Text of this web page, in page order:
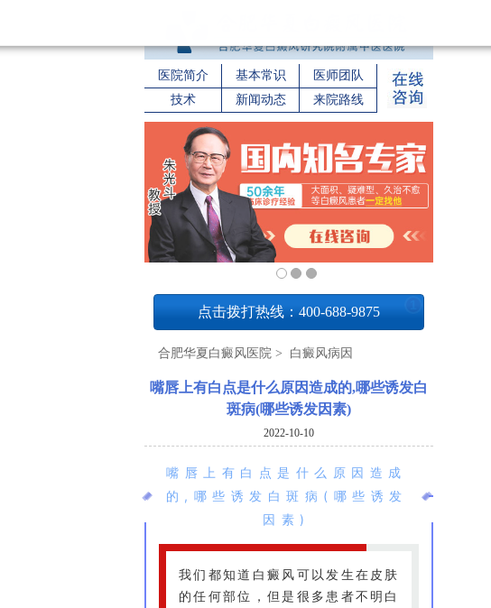
医院简介 基本常识
医师团队
技术
新闻动态 来院路线
点击拨打热线：400-688-9875
合肥华夏白癜风医院 > 白癜风病因
嘴唇上有白点是什么原因造成的,哪些诱发白
斑病(哪些诱发因素)
2022-10-10
嘴唇上有白点是什么原因造成
的,哪些诱发白斑病(哪些诱发
因素)
我们都知道白癜风可以发生在皮肤
的任何部位，但是很多患者不明白